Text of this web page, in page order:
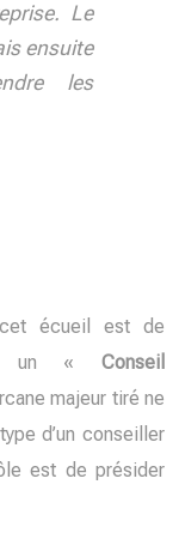
Le
ensuite
les
cet écueil est de
un « Conseil
majeur tiré ne
d’un conseiller
est de présider